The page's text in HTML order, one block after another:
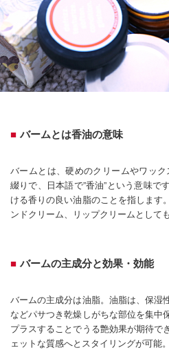
バームとは香油の意味
バームとは、硬めのクリームやワッ
綴りで、日本語で”香油”という意味で
ける香りの良い油脂のことを指します
ンドクリーム、リップクリームとして
バームの主成分と効果・効能
バームの主成分は油脂。油脂は、保湿
などパサつき乾燥しがちな部位を集中
プラスすることでうる艶効果が期待で
ェットな質感へとスタイリングが可能。